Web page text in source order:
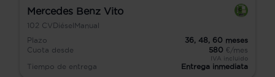
Mercedes Benz Vito
102 CVDiéselManual
Plazo
36, 48, 60 meses
Cuota desde
580 €/mes
IVA incluido
Tiempo de entrega Entrega inmediata